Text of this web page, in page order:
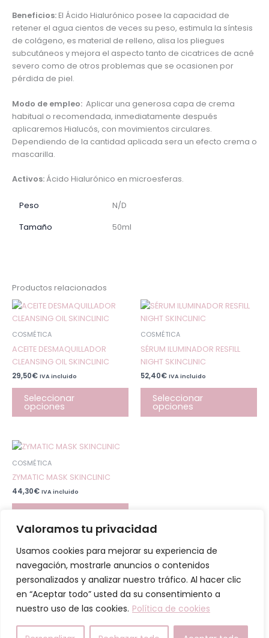
Valoramos tu privacidad
Usamos cookies para mejorar su experiencia de
navegación, mostrarle anuncios o contenidos
personalizados y analizar nuestro tráfico. Al hacer clic
en “Aceptar todo” usted da su consentimiento a
nuestro uso de las cookies. Política de cookies
Beneficios:El Ácido Hialurónico posee la capacidad de
retener el agua cientos de veces su peso, estimula la síntesis
de colágeno, es material de relleno, alisa los pliegues
subcutáneos y mejora el aspecto tanto de cicatrices de acné
severo como de otros problemas que se ocasionen por
pérdida de piel.
Modo de empleo: Aplicar una generosa capa de crema
habitual o recomendada, inmediatamente después
aplicaremos Hialucós, con movimientos circulares.
Dependiendo de la cantidad aplicada sera un efecto crema o
mascarilla.
Activos:Ácido Hialurónico en microesferas.
Peso N/D
Tamaño 50ml
Productos relacionados
COSMÉTICA
ACEITE DESMAQUILLADOR
CLEANSING OIL SKINCLINIC
29,50€ IVA incluido
Seleccionar
opciones
Este
producto
tiene
múltiples
opciones
pueden
elegir
COSMÉTICA
SÉRUM ILUMINADOR RESFILL
NIGHT SKINCLINIC
52,40€ IVA incluido
Seleccionar
opciones
COSMÉTICA
ZYMATIC MASK SKINCLINIC
44,30€ IVA incluido
opciones
Las
se
pueden
elegir
la
página
de
Todos los derechos © 2026 Marsya Henko Group SL
Política de Privacidad y Condiciones generales.
Política de compras